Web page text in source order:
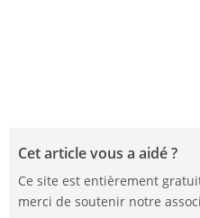
Cet article vous a aidé ?
Ce site est entièrement
merci de soutenir notre